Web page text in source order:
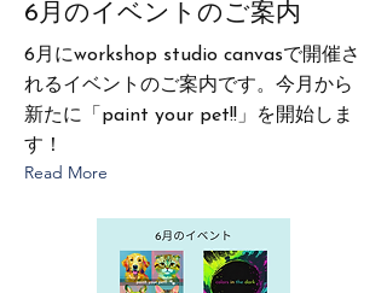
6月のイベントのご案内
6月にworkshop studio canvasで開催さ
れるイベントのご案内です。今月から
新たに「paint your pet!!」を開始しま
す！
Read More